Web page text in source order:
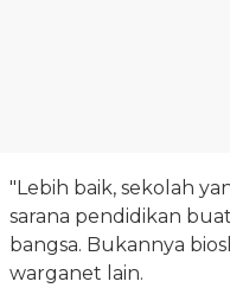
"Lebih baik, sekolah
sarana pendidikan
bangsa. Bukannya
warganet lain.